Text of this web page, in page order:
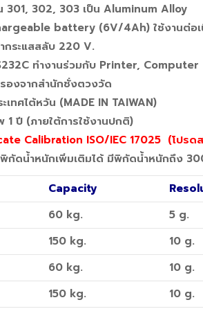
301, 302, 303 เป็น Aluminum Alloy
battery (6V/4Ah) ใช้งานต่อ
กระแสสลับ 220 V.
ทำงานร่วมกับ Printer, Computer
องจากสำนักชั่งตวงวัด
ทศไต้หวัน (MADE IN TAIWAN)
1 ปี (ภายใต้การใช้งานปกติ)
Calibration ISO/IEC 17025 (โปรด
กัดน้ำหนักเพิ่มเติมได้ มีพิกัดน้ำหนักถึง
Capacity
60 kg. 5 g.
150 kg. 10 g.
60 kg. 10 g.
150 kg. 10 g.